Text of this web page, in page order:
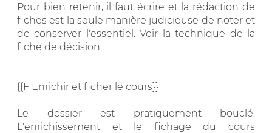
Pour bien retenir, il faut écrire et la rédaction de
fiches est la seule manière judicieuse de noter et
de conserver l'essentiel. Voir la technique de la
fiche de décision
{{F Enrichir et ficher le cours}}
Le dossier est pratiquement bouclé.
L'enrichissement et le fichage du cours